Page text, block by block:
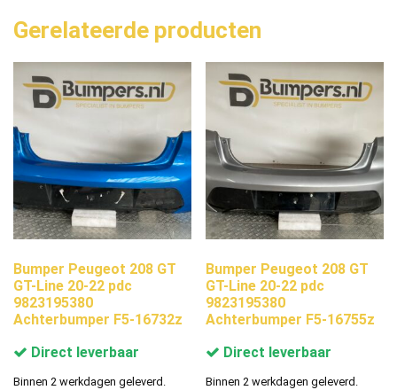
Gerelateerde producten
Bumper Peugeot 208 GT
GT-Line 20-22 pdc
9823195380
Achterbumper F5-16732z
Direct leverbaar
Binnen 2 werkdagen geleverd.
Bumper Peugeot 208 GT
GT-Line 20-22 pdc
9823195380
Achterbumper F5-16755z
Direct leverbaar
Binnen 2 werkdagen geleverd.